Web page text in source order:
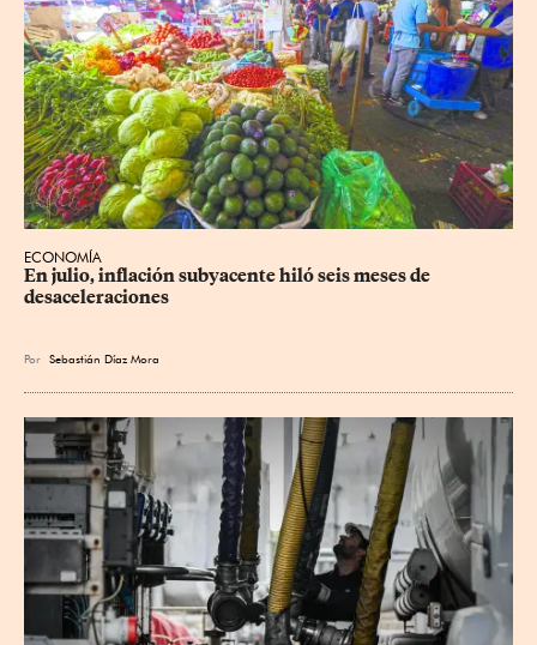
ECONOMÍA
En julio, inflación subyacente hiló seis meses de
desaceleraciones
Por Sebastián Díaz Mora